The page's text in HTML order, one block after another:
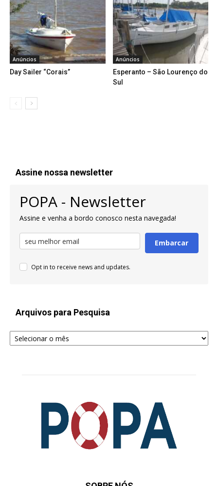
Anúncios
Day Sailer “Corais”
Anúncios
Esperanto – São Lourenço do
Sul
Assine nossa newsletter
POPA - Newsletter
Assine e venha a bordo conosco nesta navegada!
Embarcar
Opt in to receive news and updates.
Arquivos para Pesquisa
Arquivos
para